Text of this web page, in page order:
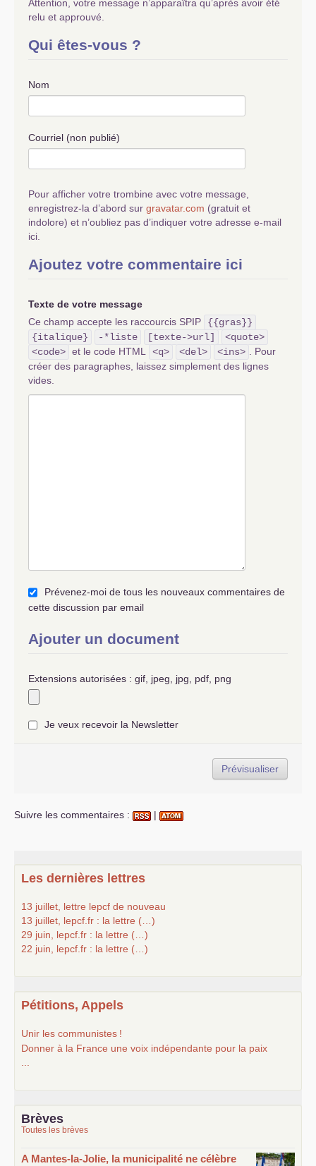
Attention, votre message n’apparaîtra qu’après avoir été
relu et approuvé.
Qui êtes-vous ?
Nom
Courriel (non publié)
Pour afficher votre trombine avec votre message,
enregistrez-la d’abord sur gravatar.com (gratuit et
indolore) et n’oubliez pas d’indiquer votre adresse e-mail
ici.
Ajoutez votre commentaire ici
Texte de votre message
Ce champ accepte les raccourcis SPIP
{{gras}}
{italique}
-*liste [texte->url]
<quote>
<code> et le code HTML <q> <del> <ins>
. Pour
créer des paragraphes, laissez simplement des lignes
vides.
Prévenez-moi de tous les nouveaux commentaires de
cette discussion par email
Ajouter un document
Extensions autorisées : gif, jpeg, jpg, pdf, png
Je veux recevoir la Newsletter
Suivre les commentaires : |
Les dernières lettres
13 juillet, lettre lepcf de nouveau
13 juillet, lepcf.fr : la lettre (…)
29 juin, lepcf.fr : la lettre (…)
22 juin, lepcf.fr : la lettre (…)
Pétitions, Appels
Unir les communistes !
Donner à la France une voix indépendante pour la paix
...
Brèves
Toutes les brèves
A Mantes-la-Jolie, la municipalité ne célèbre